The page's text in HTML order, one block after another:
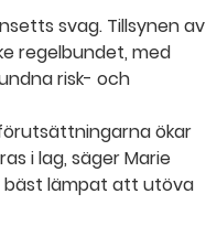
svag. Tillsynen av
regelbundet, med
risk- och
ökar
i lag, säger Marie
bäst lämpat att utöva